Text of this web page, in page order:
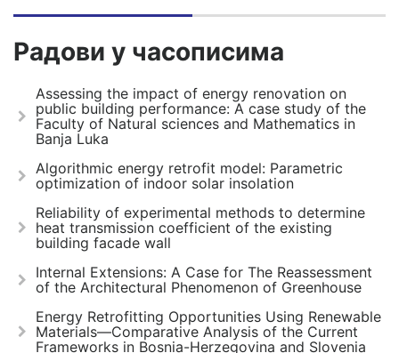
Радови у часописима
Assessing the impact of energy renovation on
public building performance: A case study of the
Faculty of Natural sciences and Mathematics in
Banja Luka
Algorithmic energy retrofit model: Parametric
optimization of indoor solar insolation
Reliability of experimental methods to determine
heat transmission coefficient of the existing
building facade wall
Internal Extensions: A Case for The Reassessment
of the Architectural Phenomenon of Greenhouse
Energy Retrofitting Opportunities Using Renewable
Materials—Comparative Analysis of the Current
Frameworks in Bosnia-Herzegovina and Slovenia